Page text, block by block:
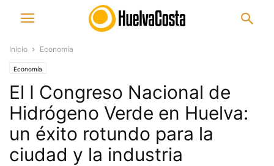
Inicio Economía
Economía
El I Congreso Nacional de
Hidrógeno Verde en Huelva:
un éxito rotundo para la
ciudad y la industria